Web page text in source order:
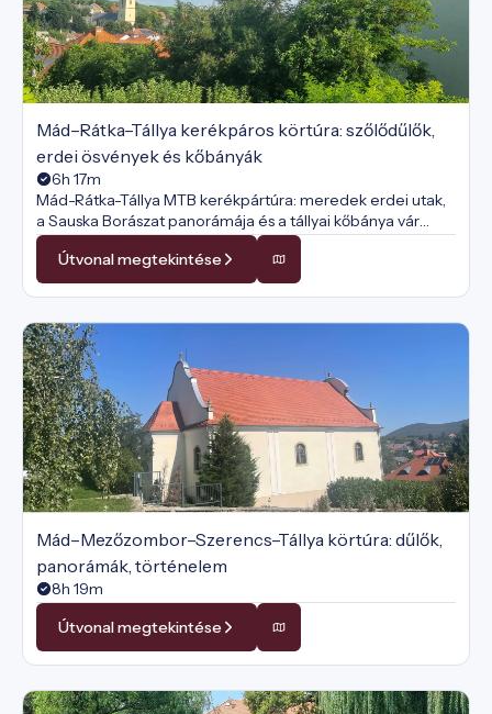
Mád–Rátka–Tállya kerékpáros körtúra: szőlődűlők,
erdei ösvények és kőbányák
6h 17m
Mád-Rátka-Tállya MTB kerékpártúra: meredek erdei utak,
a Sauska Borászat panorámája és a tállyai kőbánya vár
ezen a sportos, szőlődűlős körtúrán.
Útvonal megtekintése
Mád–Mezőzombor–Szerencs–Tállya körtúra: dűlők,
panorámák, történelem
8h 19m
Útvonal megtekintése